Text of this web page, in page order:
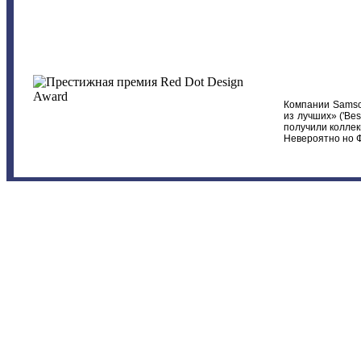
Компании
из лучших»
получили
Невероятно но